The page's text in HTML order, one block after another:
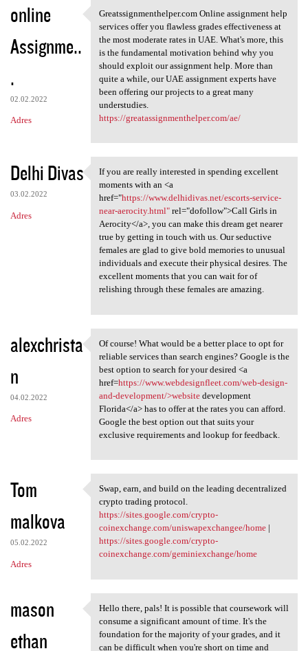
online
Assignme..
.
02.02.2022
Adres
Greatssignmenthelper.com
Greatssignmenthelper.com Online assignment help
services offer you flawless grades effectiveness at
the most moderate rates in UAE. What's more, this
is the fundamental motivation behind why you
should exploit our assignment help. More than
quite a while, our UAE assignment experts have
been offering our projects to a great many
understudies.
https://greatassignmenthelper.com/ae/
Delhi Divas
03.02.2022
Adres
If you are really interested
If you are really interested in spending excellent
moments with an <a
href="https://www.delhidivas.net/escorts-service-
near-aerocity.html"rel="dofollow">Call Girls in
Aerocity</a>, you can make this dream get nearer
true by getting in touch with us. Our seductive
females are glad to give bold memories to unusual
individuals and execute their physical desires. The
excellent moments that you can wait for of
relishing through these females are amazing.
alexchrista
n
04.02.2022
Adres
Of course! What would be a
Of course! What would be a better place to opt for
reliable services than search engines? Google is the
best option to search for your desired <a
href=https://www.webdesignfleet.com/web-design-
and-development/>websitedevelopment
Florida</a> has to offer at the rates you can afford.
Google the best option out that suits your
exclusive requirements and lookup for feedback.
Tom
malkova
05.02.2022
Adres
Swap, earn, and build on the
Swap, earn, and build on the leading decentralized
crypto trading protocol.
https://sites.google.com/crypto-
coinexchange.com/uniswapexchangee/home|
https://sites.google.com/crypto-
coinexchange.com/geminiexchange/home
mason
ethan
Hello there, pals! It is
Hello there, pals! It is possible that coursework will
consume a significant amount of time. It's the
foundation for the majority of your grades, and it
can be difficult when you're short on time and